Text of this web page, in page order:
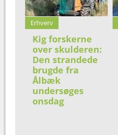
Erhverv
Kig forskerne
over skulderen:
Den strandede
brugde fra
Ålbæk
undersøges
onsdag